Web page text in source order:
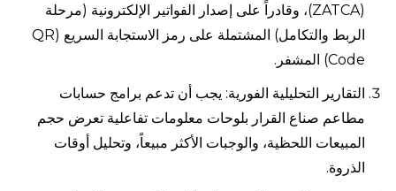
(ZATCA)، وقادراً على إصدار الفواتير الإلكترونية (مرحلة
الربط والتكامل) المشتملة على رمز الاستجابة السريع (QR
Code) المشفر.
التقارير التحليلية الفورية: يجب أن تدعم برامج حسابات
مطاعم صناع القرار بلوحات معلومات تفاعلية تعرض حجم
المبيعات اللحظية، والوجبات الأكثر مبيعاً، وتحليل أوقات
الذروة.